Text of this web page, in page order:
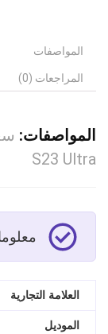
المواصفات
المراجعات (0)
المواصفات:
S23 Ultra
العلامة التجارية
الموديل